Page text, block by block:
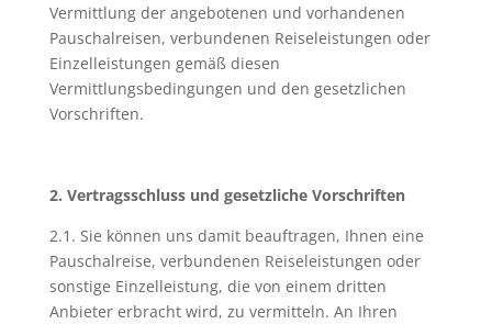
Vermittlung der angebotenen und vorhandenen
Pauschalreisen, verbundenen Reiseleistungen oder
Einzelleistungen gemäß diesen
Vermittlungsbedingungen und den gesetzlichen
Vorschriften.
2. Vertragsschluss und gesetzliche Vorschriften
2.1. Sie können uns damit beauftragen, Ihnen eine
Pauschalreise, verbundenen Reiseleistungen oder
sonstige Einzelleistung, die von einem dritten
Anbieter erbracht wird, zu vermitteln. An Ihren